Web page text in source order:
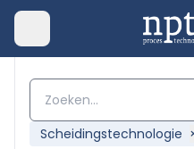
Scheidingstechnologie